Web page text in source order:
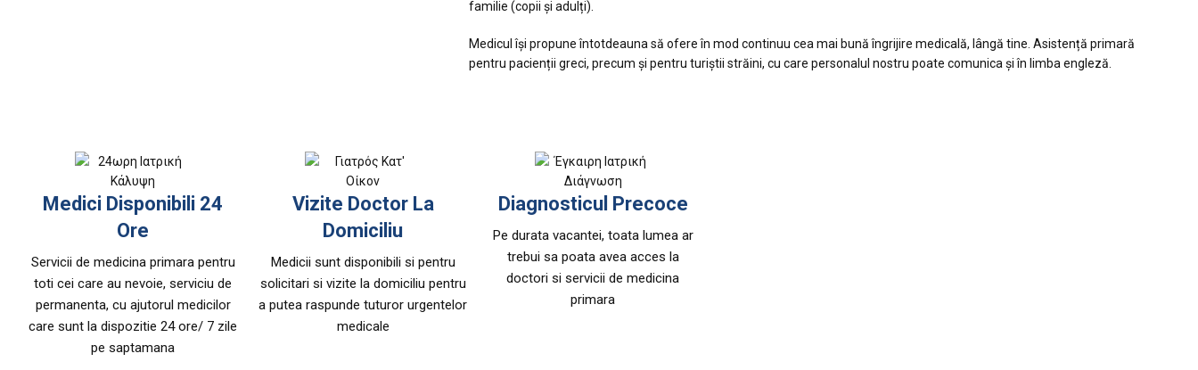
familie (copii și adulți).
Medicul își propune întotdeauna să ofere în mod continuu cea mai bună îngrijire medicală, lângă tine. Asistență primară
pentru pacienții greci, precum și pentru turiștii străini, cu care personalul nostru poate comunica și în limba engleză.
Medici Disponibili 24
Ore
Servicii de medicina primara pentru
toti cei care au nevoie, serviciu de
permanenta, cu ajutorul medicilor
care sunt la dispozitie 24 ore/ 7 zile
pe saptamana
Vizite Doctor La
Domiciliu
Medicii sunt disponibili si pentru
solicitari si vizite la domiciliu pentru
a putea raspunde tuturor urgentelor
medicale
Diagnosticul Precoce
Pe durata vacantei, toata lumea ar
trebui sa poata avea acces la
doctori si servicii de medicina
primara